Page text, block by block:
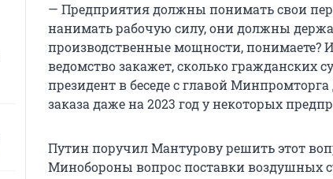
— Предприятия должны понимать свои
нанимать рабочую силу, они должны
производственные мощности, понимаете?
ведомство закажет, сколько гражданских
президент в беседе с главой
заказа даже на 2023 год у некоторых
Путин поручил Мантурову решить этот
Минобороны вопрос поставки воздушных